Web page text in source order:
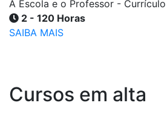
A Escola e o Professor -
2 - 120 Horas
SAIBA MAIS
Cursos em alta